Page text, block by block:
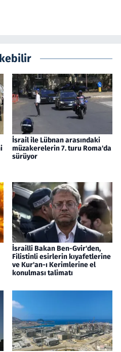
İsrail ile Lübnan arasındaki
müzakerelerin 7. turu Roma'da
sürüyor
İsrailli Bakan Ben-Gvir'den,
Filistinli esirlerin kıyafetlerine
ve Kur'an-ı Kerimlerine el
konulması talimatı